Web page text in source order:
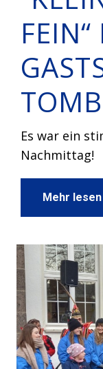
Es war ein
Nachmittag!
Mehr lesen